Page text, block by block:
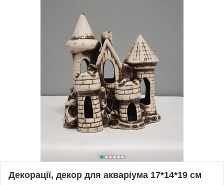
Декорації, декор для акваріума 17*14*19 см